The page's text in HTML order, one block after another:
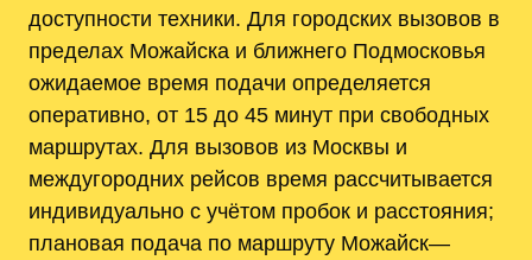
доступности техники. Для городских вызовов в
пределах Можайска и ближнего Подмосковья
ожидаемое время подачи определяется
оперативно, от 15 до 45 минут при свободных
маршрутах. Для вызовов из Москвы и
междугородних рейсов время рассчитывается
индивидуально с учётом пробок и расстояния;
плановая подача по маршруту Можайск—